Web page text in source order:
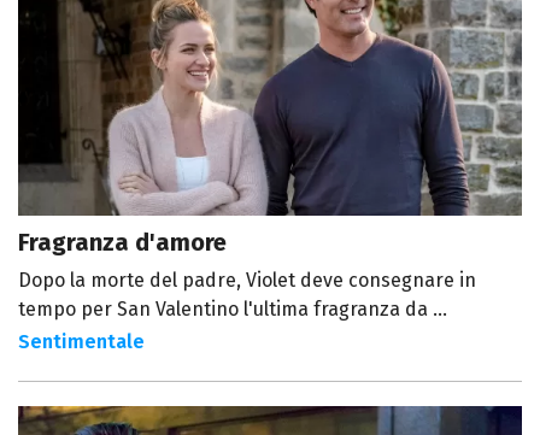
Fragranza d'amore
Dopo la morte del padre, Violet deve consegnare in
tempo per San Valentino l'ultima fragranza da ...
Sentimentale